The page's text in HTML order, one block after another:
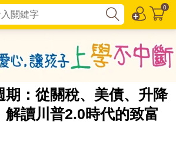
0
期：從關稅、美債、升降
解讀川普2.0時代的致富